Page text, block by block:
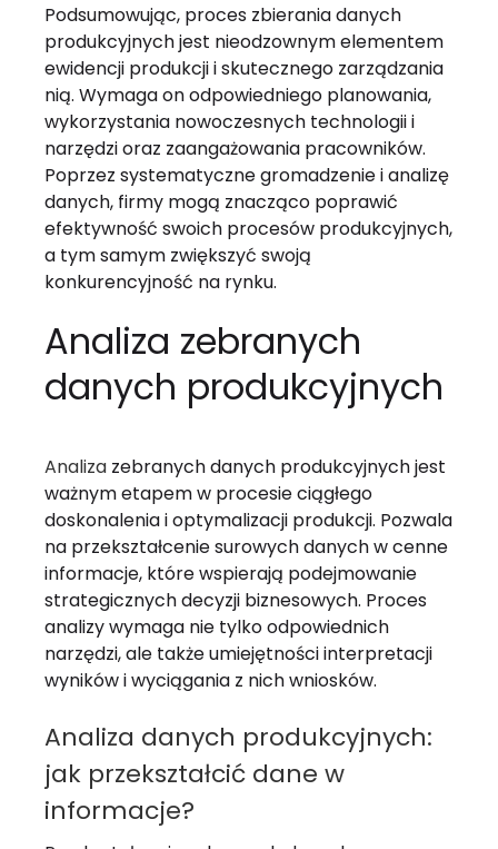
Podsumowując, proces zbierania danych
produkcyjnych jest nieodzownym elementem
ewidencji produkcji i skutecznego zarządzania
nią. Wymaga on odpowiedniego planowania,
wykorzystania nowoczesnych technologii i
narzędzi oraz zaangażowania pracowników.
Poprzez systematyczne gromadzenie i analizę
danych, firmy mogą znacząco poprawić
efektywność swoich procesów produkcyjnych,
a tym samym zwiększyć swoją
konkurencyjność na rynku.
Analiza zebranych
danych produkcyjnych
Analiza zebranych danych produkcyjnych jest
ważnym etapem w procesie ciągłego
doskonalenia i optymalizacji produkcji. Pozwala
na przekształcenie surowych danych w cenne
informacje, które wspierają podejmowanie
strategicznych decyzji biznesowych. Proces
analizy wymaga nie tylko odpowiednich
narzędzi, ale także umiejętności interpretacji
wyników i wyciągania z nich wniosków.
Analiza danych produkcyjnych:
jak przekształcić dane w
informacje?